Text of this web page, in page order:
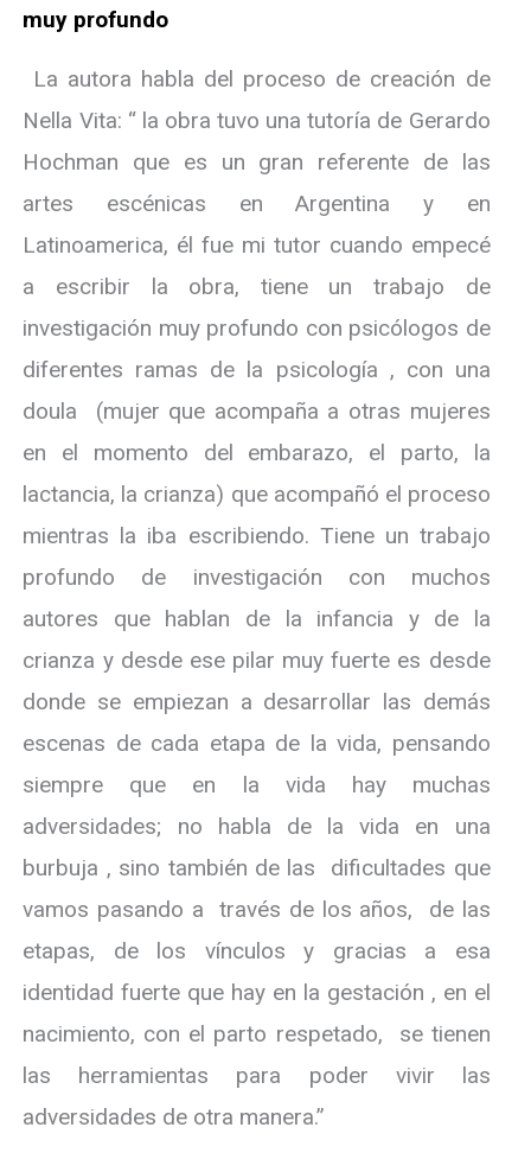
muy profundo
La autora habla del proceso de creación de
Nella Vita: “ la obra tuvo una tutoría de Gerardo
Hochman que es un gran referente de las
artes escénicas en Argentina y en
Latinoamerica, él fue mi tutor cuando empecé
a escribir la obra, tiene un trabajo de
investigación muy profundo con psicólogos de
diferentes ramas de la psicología , con una
doula (mujer que acompaña a otras mujeres
en el momento del embarazo, el parto, la
lactancia, la crianza) que acompañó el proceso
mientras la iba escribiendo. Tiene un trabajo
profundo de investigación con muchos
autores que hablan de la infancia y de la
crianza y desde ese pilar muy fuerte es desde
donde se empiezan a desarrollar las demás
escenas de cada etapa de la vida, pensando
siempre que en la vida hay muchas
adversidades; no habla de la vida en una
burbuja , sino también de las dificultades que
vamos pasando a través de los años, de las
etapas, de los vínculos y gracias a esa
identidad fuerte que hay en la gestación , en el
nacimiento, con el parto respetado, se tienen
las herramientas para poder vivir las
adversidades de otra manera.”